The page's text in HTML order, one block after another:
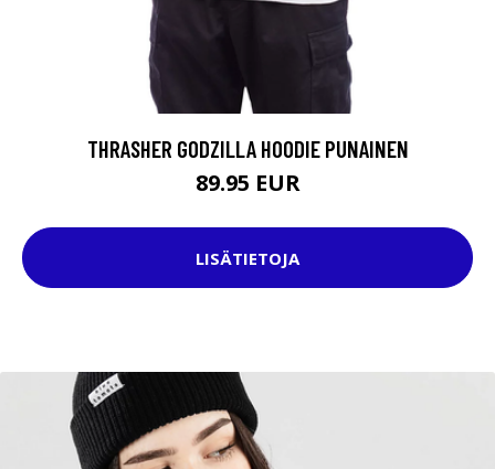
THRASHER GODZILLA HOODIE PUNAINEN
89.95 EUR
LISÄTIETOJA